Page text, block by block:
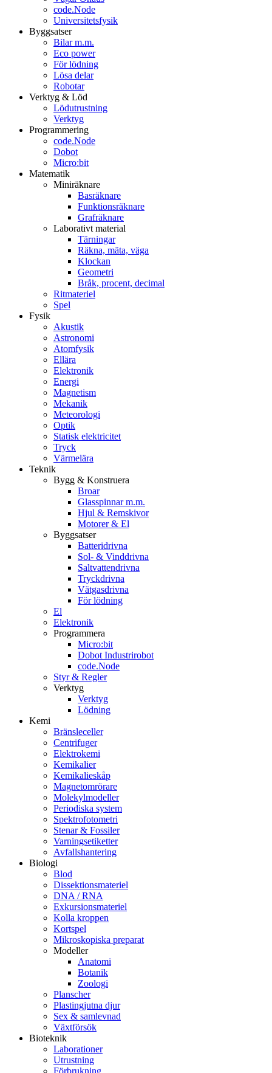
code.Node
Universitetsfysik
Byggsatser
Bilar m.m.
Eco power
För lödning
Lösa delar
Robotar
Verktyg & Löd
Lödutrustning
Verktyg
Programmering
code.Node
Dobot
Micro:bit
Matematik
Miniräknare
Basräknare
Funktionsräknare
Grafräknare
Laborativt material
Tärningar
Räkna, mäta, väga
Klockan
Geometri
Bråk, procent, decimal
Ritmateriel
Spel
Fysik
Akustik
Astronomi
Atomfysik
Ellära
Elektronik
Energi
Magnetism
Mekanik
Meteorologi
Optik
Statisk elektricitet
Tryck
Värmelära
Teknik
Bygg & Konstruera
Broar
Glasspinnar m.m.
Hjul & Remskivor
Motorer & El
Byggsatser
Batteridrivna
Sol- & Vinddrivna
Saltvattendrivna
Tryckdrivna
Vätgasdrivna
För lödning
El
Elektronik
Programmera
Micro:bit
Dobot Industrirobot
code.Node
Styr & Regler
Verktyg
Verktyg
Lödning
Kemi
Bränsleceller
Centrifuger
Elektrokemi
Kemikalier
Kemikalieskåp
Magnetomrörare
Molekylmodeller
Periodiska system
Spektrofotometri
Stenar & Fossiler
Varningsetiketter
Avfallshantering
Biologi
Blod
Dissektionsmateriel
DNA / RNA
Exkursionsmateriel
Kolla kroppen
Kortspel
Mikroskopiska preparat
Modeller
Anatomi
Botanik
Zoologi
Planscher
Plastingjutna djur
Sex & samlevnad
Växtförsök
Bioteknik
Laborationer
Utrustning
Förbrukning